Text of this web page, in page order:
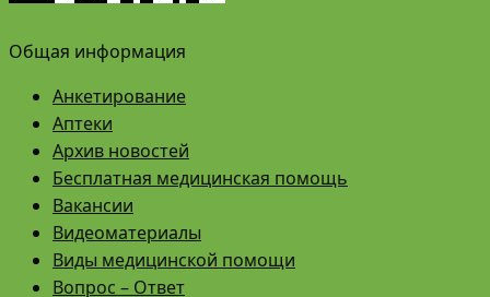
Общая информация
Анкетирование
Аптеки
Архив новостей
Бесплатная медицинская помощь
Вакансии
Видеоматериалы
Виды медицинской помощи
Вопрос – Ответ